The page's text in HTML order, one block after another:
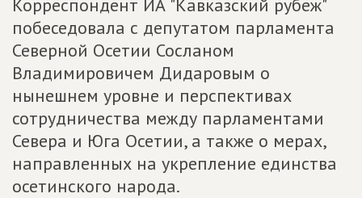
Корреспондент ИА "Кавказский рубеж"
побеседовала с депутатом парламента
Северной Осетии Сосланом
Владимировичем Дидаровым о
нынешнем уровне и перспективах
сотрудничества между парламентами
Севера и Юга Осетии, а также о мерах,
направленных на укрепление единства
осетинского народа.